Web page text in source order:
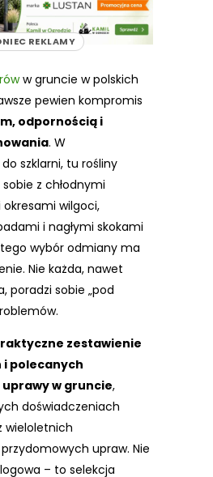
REKLAMY
w gruncie w polskich
pewien kompromis
odpornością i
. W
szklarni, tu rośliny
z chłodnymi
wilgoci,
i nagłymi skokami
wybór odmiany ma
Nie każda, nawet
poradzi sobie „pod
zestawienie
polecanych
w gruncie,
doświadczeniach
wieloletnich
upraw. Nie
– to selekcja